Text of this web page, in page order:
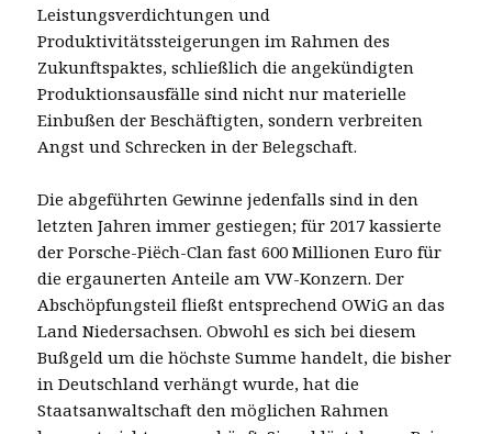
Leistungsverdichtungen und
Produktivitätssteigerungen im Rahmen des
Zukunftspaktes, schließlich die angekündigten
Produktionsausfälle sind nicht nur materielle
Einbußen der Beschäftigten, sondern verbreiten
Angst und Schrecken in der Belegschaft.
Die abgeführten Gewinne jedenfalls sind in den
letzten Jahren immer gestiegen; für 2017 kassierte
der Porsche-Piëch-Clan fast 600 Millionen Euro für
die ergaunerten Anteile am VW-Konzern. Der
Abschöpfungsteil fließt entsprechend OWiG an das
Land Niedersachsen. Obwohl es sich bei diesem
Bußgeld um die höchste Summe handelt, die bisher
in Deutschland verhängt wurde, hat die
Staatsanwaltschaft den möglichen Rahmen